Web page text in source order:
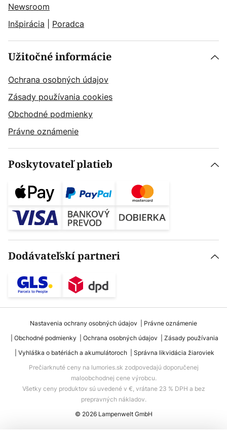
Newsroom
Inšpirácia
Poradca
Užitočné informácie
Ochrana osobných údajov
Zásady používania cookies
Obchodné podmienky
Právne oznámenie
Poskytovateľ platieb
Dodávateľskí partneri
Nastavenia ochrany osobných údajov
Právne oznámenie
Obchodné podmienky
Ochrana osobných údajov
Zásady používania
Vyhláška o batériách a akumulátoroch
Správna likvidácia žiaroviek
Prečiarknuté ceny na lumories.sk zodpovedajú doporučenej
maloobchodnej cene výrobcu.
Všetky ceny produktov sú uvedené v €, vrátane 23 % DPH a bez
prepravných nákladov.
© 2026 Lampenwelt GmbH